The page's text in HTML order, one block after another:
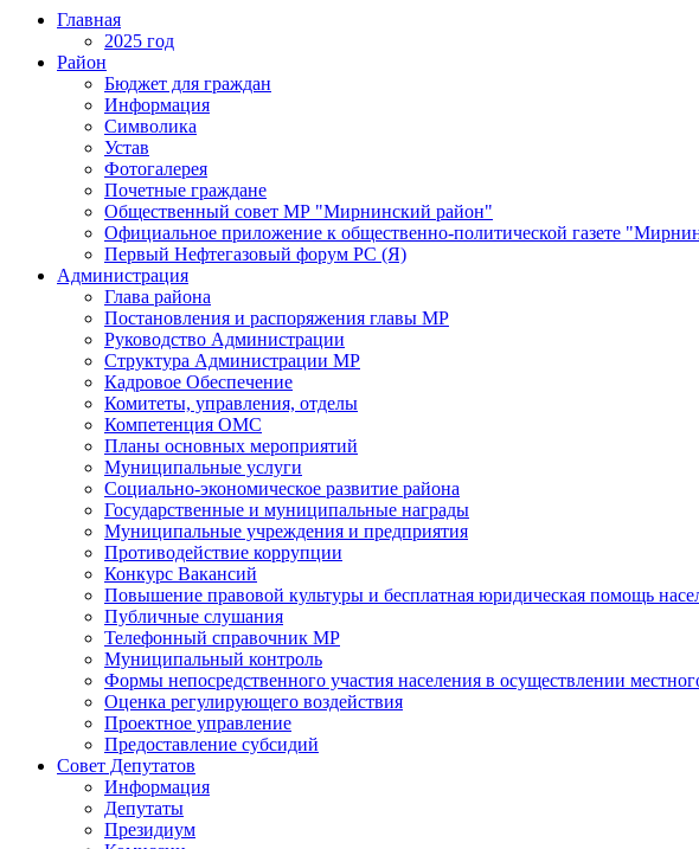
Главная
2025 год
Район
Бюджет для граждан
Информация
Символика
Устав
Фотогалерея
Почетные граждане
Общественный совет МР "Мирнинский район"
Официальное приложение к общественно-политической газете
Первый Нефтегазовый форум РС (Я)
Администрация
Глава района
Постановления и распоряжения главы МР
Руководство Администрации
Структура Администрации МР
Кадровое Обеспечение
Комитеты, управления, отделы
Компетенция ОМС
Планы основных мероприятий
Муниципальные услуги
Социально-экономическое развитие района
Государственные и муниципальные награды
Муниципальные учреждения и предприятия
Противодействие коррупции
Конкурс Вакансий
Повышение правовой культуры и бесплатная юридическая помощь
Публичные слушания
Телефонный справочник МР
Муниципальный контроль
Формы непосредственного участия населения в осуществлении
Оценка регулирующего воздействия
Проектное управление
Предоставление субсидий
Совет Депутатов
Информация
Депутаты
Президиум